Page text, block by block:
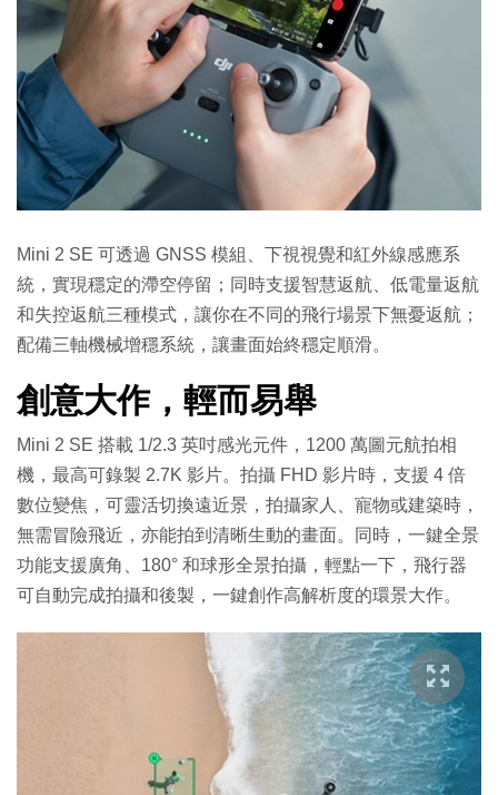
Mini 2 SE 可透過 GNSS 模組、下視視覺和紅外線感應系
統，實現穩定的滯空停留；同時支援智慧返航、低電量返航
和失控返航三種模式，讓你在不同的飛行場景下無憂返航；
配備三軸機械增穩系統，讓畫面始終穩定順滑。
創意大作，輕而易舉
Mini 2 SE 搭載 1/2.3 英吋感光元件，1200 萬圖元航拍相
機，最高可錄製 2.7K 影片。拍攝 FHD 影片時，支援 4 倍
數位變焦，可靈活切換遠近景，拍攝家人、寵物或建築時，
無需冒險飛近，亦能拍到清晰生動的畫面。同時，一鍵全景
功能支援廣角、180° 和球形全景拍攝，輕點一下，飛行器
可自動完成拍攝和後製，一鍵創作高解析度的環景大作。